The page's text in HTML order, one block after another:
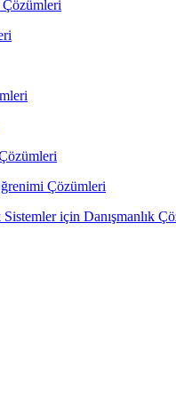
Çözümleri
için Danışmanlık